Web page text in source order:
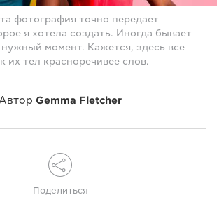
фотография точно передает
я хотела создать. Иногда бывает
момент. Кажется, здесь все
их тел красноречивее слов.
Gemma Fletcher
Поделиться